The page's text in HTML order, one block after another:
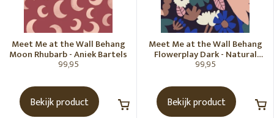
Meet Me at the Wall Behang
Moon Rhubarb - Aniek Bartels
99,95
Bekijk product
Meet Me at the Wall Behang
Flowerplay Dark - Natural
Noord
99,95
Bekijk product